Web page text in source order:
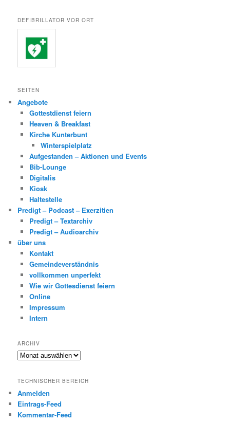
DEFIBRILLATOR VOR ORT
SEITEN
Angebote
Gottestdienst feiern
Heaven & Breakfast
Kirche Kunterbunt
Winterspielplatz
Aufgestanden – Aktionen und Events
Bib-Lounge
Digitalis
Kiosk
Haltestelle
Predigt – Podcast – Exerzitien
Predigt – Textarchiv
Predigt – Audioarchiv
über uns
Kontakt
Gemeindeverständnis
vollkommen unperfekt
Wie wir Gottesdienst feiern
Online
Impressum
Intern
ARCHIV
Archiv
TECHNISCHER BEREICH
Anmelden
Eintrags-Feed
Kommentar-Feed